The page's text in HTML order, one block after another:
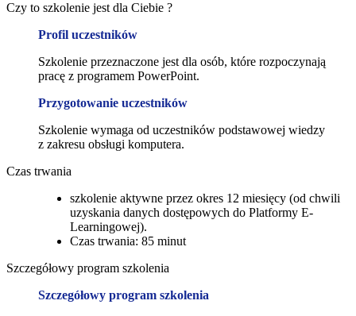
Czy to szkolenie jest dla Ciebie ?
Profil uczestników
Szkolenie przeznaczone jest dla osób, które rozpoczynają
pracę z programem PowerPoint.
Przygotowanie uczestników
Szkolenie wymaga od uczestników podstawowej wiedzy
z zakresu obsługi komputera.
Czas trwania
szkolenie aktywne przez okres 12 miesięcy (od chwili
uzyskania danych dostępowych do Platformy E-
Learningowej).
Czas trwania: 85 minut
Szczegółowy program szkolenia
Szczegółowy program szkolenia